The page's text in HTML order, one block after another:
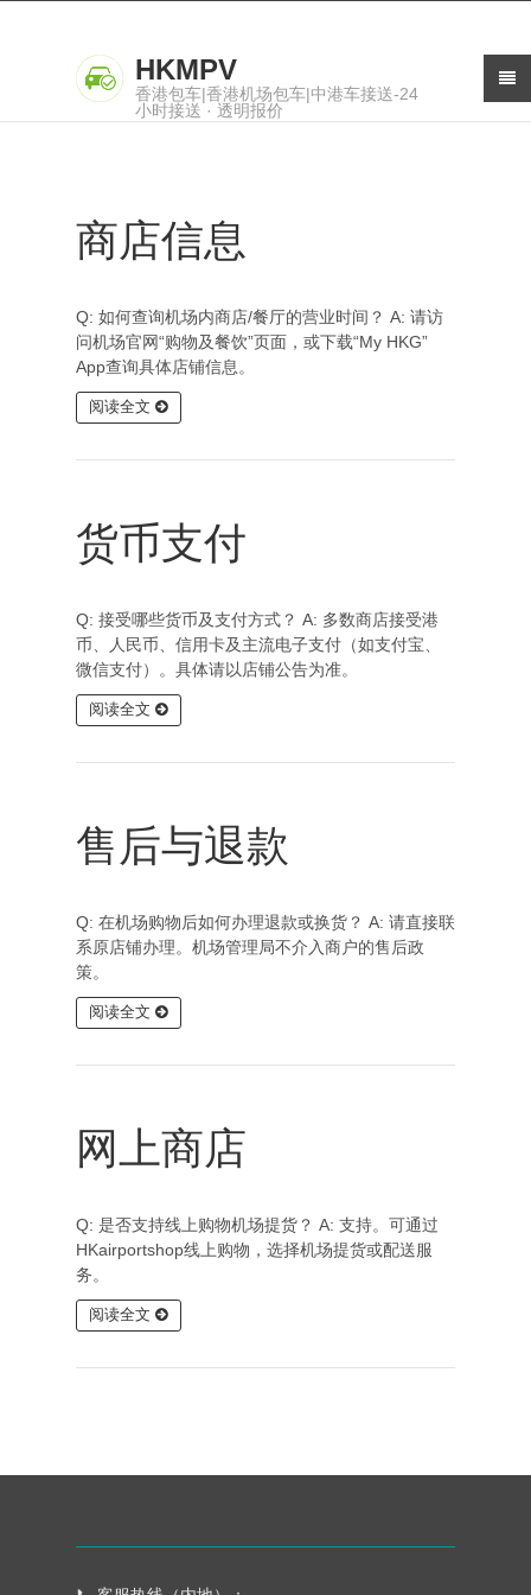
HKMPV
香港包车|香港机场包车|中港车接送-24
小时接送 · 透明报价
商店信息
Q: 如何查询机场内商店/餐厅的营业时间？ A: 请访
问机场官网“购物及餐饮”页面，或下载“My HKG”
App查询具体店铺信息。
阅读全文
货币支付
Q: 接受哪些货币及支付方式？ A: 多数商店接受港
币、人民币、信用卡及主流电子支付（如支付宝、
微信支付）。具体请以店铺公告为准。
阅读全文
售后与退款
Q: 在机场购物后如何办理退款或换货？ A: 请直接联
系原店铺办理。机场管理局不介入商户的售后政
策。
阅读全文
网上商店
Q: 是否支持线上购物机场提货？ A: 支持。可通过
HKairportshop线上购物，选择机场提货或配送服
务。
阅读全文